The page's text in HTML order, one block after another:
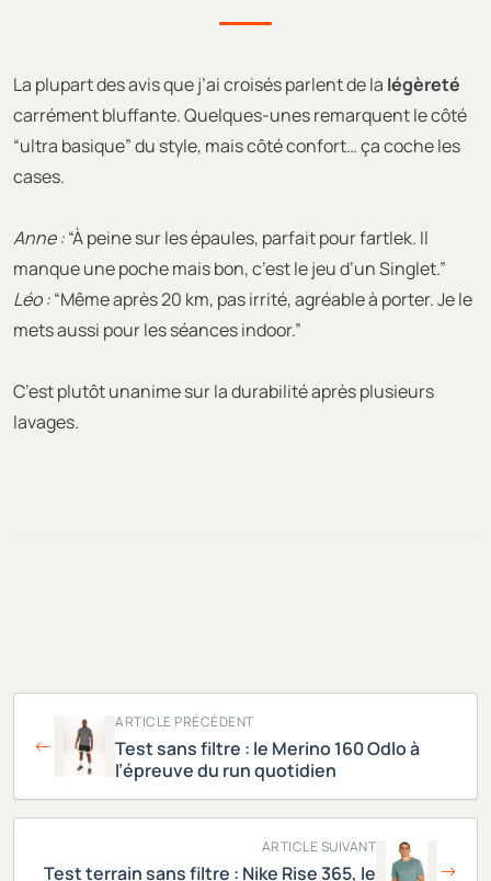
La plupart des avis que j’ai croisés parlent de la légèreté
carrément bluffante. Quelques-unes remarquent le côté
“ultra basique” du style, mais côté confort… ça coche les
cases.
Anne :“À peine sur les épaules, parfait pour fartlek. Il
manque une poche mais bon, c’est le jeu d’un Singlet.”
Léo :“Même après 20 km, pas irrité, agréable à porter. Je le
mets aussi pour les séances indoor.”
C’est plutôt unanime sur la durabilité après plusieurs
lavages.
ARTICLE PRÉCÉDENT
Test sans filtre : le Merino 160 Odlo à
l’épreuve du run quotidien
ARTICLE SUIVANT
Test terrain sans filtre : Nike Rise 365, le